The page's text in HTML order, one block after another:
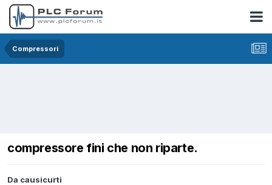
Compressori
compressore fini che non riparte.
Da causicurti